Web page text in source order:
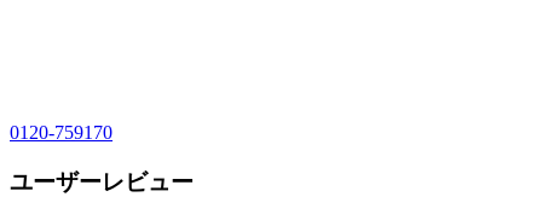
0120-759170
ユーザーレビュー